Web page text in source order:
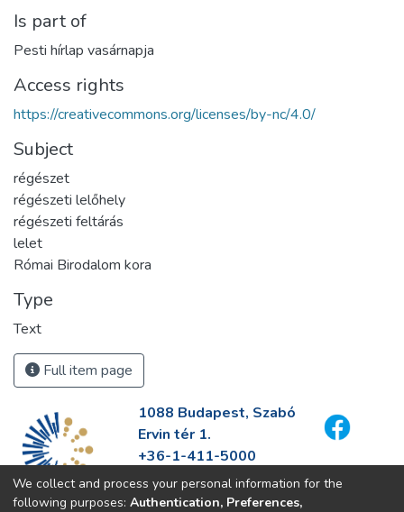
Is part of
Pesti hírlap vasárnapja
Access rights
https://creativecommons.org/licenses/by-nc/4.0/
Subject
régészet
régészeti lelőhely
régészeti feltárás
lelet
Római Birodalom kora
Type
Text
Full item page
1088 Budapest, Szabó
Ervin tér 1.
+36-1-411-5000
info@fszek.hu
https://fszek.hu
We collect and process your personal information for the
following purposes: Authentication, Preferences,